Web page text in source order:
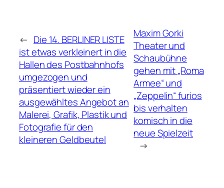
← Die 14. BERLINER LISTE
ist etwas verkleinert in die
Hallen des Postbahnhofs
umgezogen und
präsentiert wieder ein
ausgewähltes Angebot an
Malerei, Grafik, Plastik und
Fotografie für den
kleineren Geldbeutel
Maxim Gorki
Theater und
Schaubühne
gehen mit „Roma
Armee“ und
„Zeppelin“ furios
bis verhalten
komisch in die
neue Spielzeit
→